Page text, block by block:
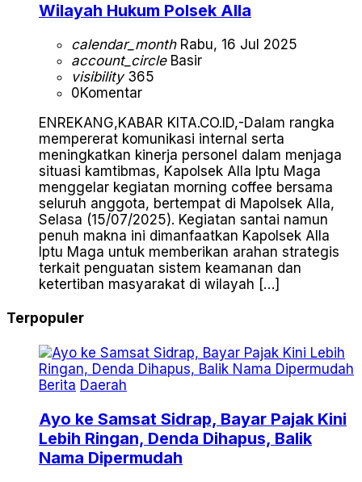
Wilayah Hukum Polsek Alla
calendar_monthRabu, 16 Jul 2025
account_circleBasir
visibility365
0Komentar
ENREKANG,KABAR KITA.CO.ID,-Dalam rangka
mempererat komunikasi internal serta
meningkatkan kinerja personel dalam menjaga
situasi kamtibmas, Kapolsek Alla Iptu Maga
menggelar kegiatan morning coffee bersama
seluruh anggota, bertempat di Mapolsek Alla,
Selasa (15/07/2025). Kegiatan santai namun
penuh makna ini dimanfaatkan Kapolsek Alla
Iptu Maga untuk memberikan arahan strategis
terkait penguatan sistem keamanan dan
ketertiban masyarakat di wilayah […]
Terpopuler
Berita Daerah
Ayo ke Samsat Sidrap, Bayar Pajak Kini
Lebih Ringan, Denda Dihapus, Balik
Nama Dipermudah